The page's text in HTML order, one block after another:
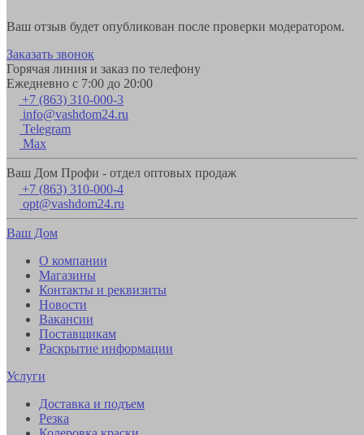
Ваш отзыв будет опубликован после проверки модератором.
Заказать звонок
Горячая линия и заказ по телефону
Ежедневно с 7:00 до 20:00
+7 (863) 310-000-3
info@vashdom24.ru
Telegram
Max
Ваш Дом Профи - отдел оптовых продаж
+7 (863) 310-000-4
opt@vashdom24.ru
Ваш Дом
О компании
Магазины
Контакты и реквизиты
Новости
Вакансии
Поставщикам
Раскрытие информации
Услуги
Доставка и подъем
Резка